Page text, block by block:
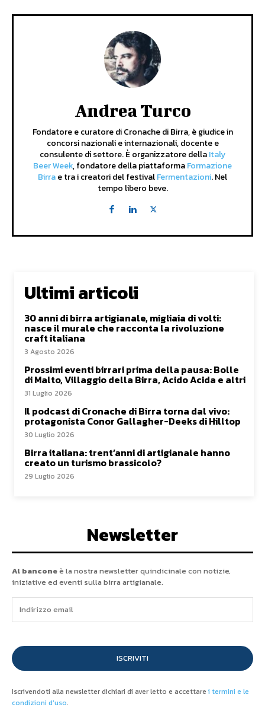
Andrea Turco
Fondatore e curatore di Cronache di Birra, è giudice in
concorsi nazionali e internazionali, docente e
consulente di settore. È organizzatore dellaItaly
Beer Week, fondatore della piattaformaFormazione
Birrae tra i creatori del festivalFermentazioni. Nel
tempo libero beve.
Ultimi articoli
30 anni di birra artigianale, migliaia di volti:
nasce il murale che racconta la rivoluzione
craft italiana
3 Agosto 2026
Prossimi eventi birrari prima della pausa: Bolle
di Malto, Villaggio della Birra, Acido Acida e altri
31 Luglio 2026
Il podcast di Cronache di Birra torna dal vivo:
protagonista Conor Gallagher-Deeks di Hilltop
30 Luglio 2026
Birra italiana: trent’anni di artigianale hanno
creato un turismo brassicolo?
29 Luglio 2026
Newsletter
Al banconeè la nostra newsletter quindicinale con notizie,
iniziative ed eventi sulla birra artigianale.
ISCRIVITI
Iscrivendoti alla newsletter dichiari di aver letto e accettare i termini e le
condizioni d'uso.